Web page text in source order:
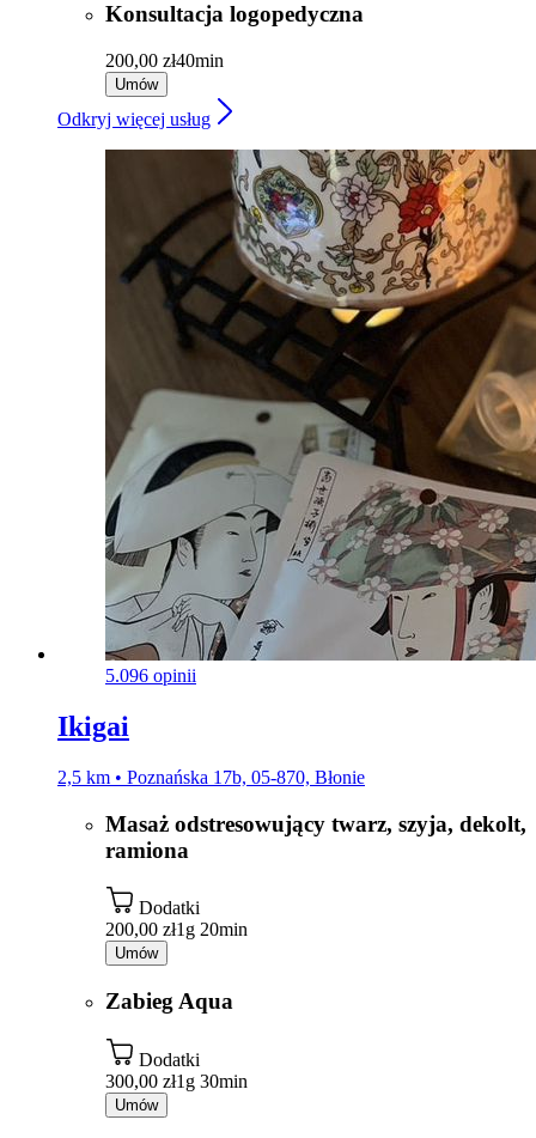
Konsultacja logopedyczna
200,00 zł40min
Umów
Odkryj więcej usług
5.096 opinii
Ikigai
2,5 km • Poznańska 17b, 05-870, Błonie
Masaż odstresowujący twarz, szyja, dekolt,
ramiona
Dodatki
200,00 zł1g 20min
Umów
Zabieg Aqua
Dodatki
300,00 zł1g 30min
Umów